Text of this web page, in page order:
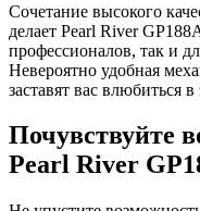
Сочетание высокого
делает Pearl River
профессионалов, так и
Невероятно удобная
заставят вас влюбиться
Почувствуйте
Pearl River